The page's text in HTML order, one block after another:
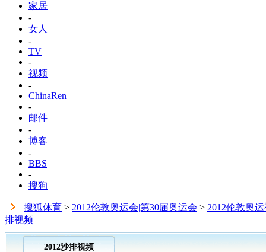
家居
-
女人
-
TV
-
视频
-
ChinaRen
-
邮件
-
博客
-
BBS
-
搜狗
搜狐体育 > 2012伦敦奥运会|第30届奥运会 > 2012伦敦奥
排视频
2012沙排视频